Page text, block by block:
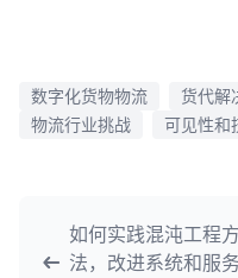
数字化货物物流 货代解
物流行业挑战
可见性和
如何实践混沌工程方
法，改进系统和服